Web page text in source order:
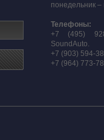
понедельник –
Телефоны:
+7 (495)
SoundAuto.
+7 (903) 594-
+7 (964) 773-